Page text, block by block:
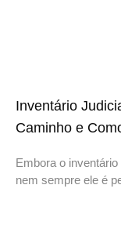
Inventário
Caminho e
Embora o
nem sempre ele é